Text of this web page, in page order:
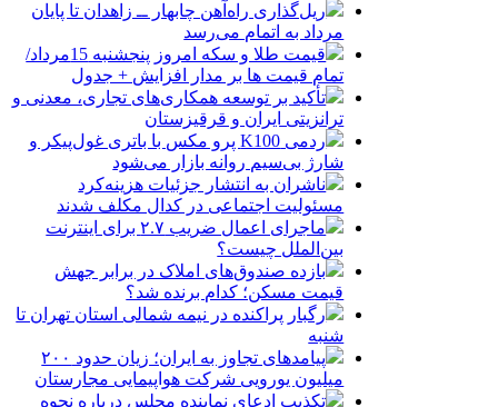
ریل‌گذاری راه‌آهن چابهار ــ زاهدان تا پایان
مرداد به اتمام می‌رسد
قیمت طلا و سکه امروز پنجشنبه 15مرداد/
تمام قیمت ها بر مدار افزایش + جدول
تأکید بر توسعه همکاری‌های تجاری، معدنی و
ترانزیتی ایران و قرقیزستان
ردمی K100 پرو مکس با باتری غول‌پیکر و
شارژ بی‌سیم روانه بازار می‌شود
ناشران به انتشار جزئیات هزینه‌کرد
مسئولیت اجتماعی در کدال مکلف شدند
ماجرای اعمال ضریب ۲.۷ برای اینترنت
بین‌الملل چیست؟
بازده صندوق‌های املاک در برابر جهش
قیمت مسکن؛ کدام برنده شد؟
رگبار پراکنده در نیمه شمالی استان تهران تا
شنبه
پیامدهای تجاوز به ایران؛ زیان حدود ۲۰۰
میلیون یورویی شرکت هواپیمایی مجارستان
تکذیب ادعای نماینده مجلس درباره نحوه